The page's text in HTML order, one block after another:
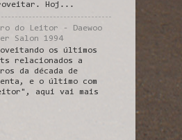
Hoj...
do Leitor - Daewoo
Salon 1994
os últimos
relacionados a
da década de
e o último com
aqui vai mais